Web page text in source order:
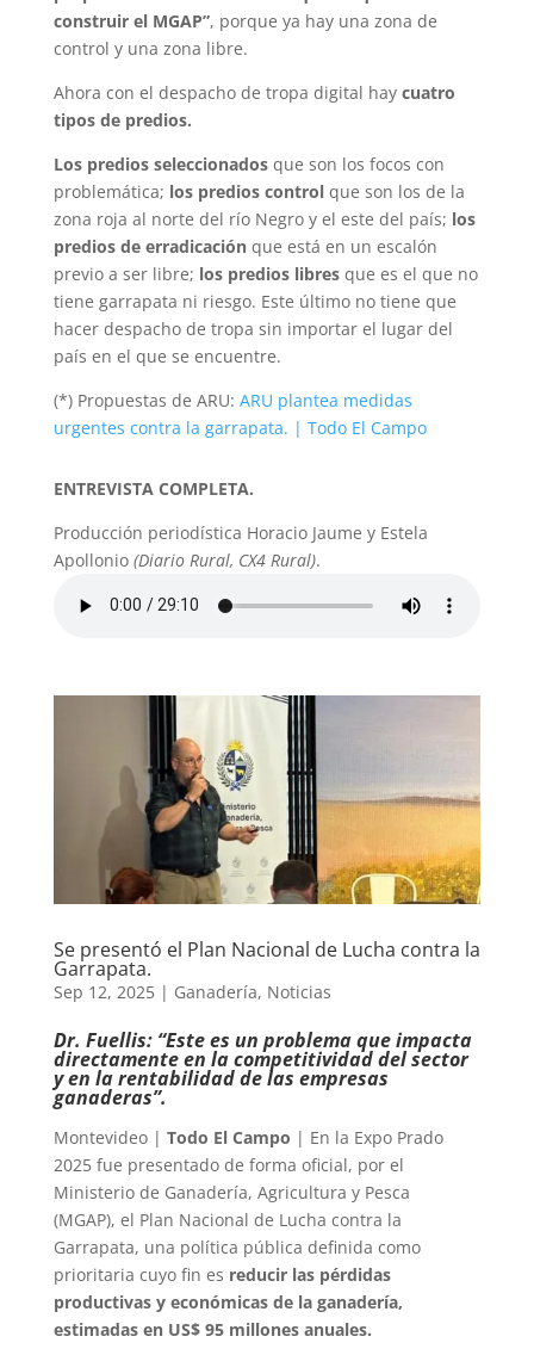
construir el MGAP”, porque ya hay una zona de
control y una zona libre.
Ahora con el despacho de tropa digital hay cuatro
tipos de predios.
Los predios seleccionadosque son los focos con
problemática; los predios controlque son los de la
zona roja al norte del río Negro y el este del país; los
predios de erradicaciónque está en un escalón
previo a ser libre; los predios libresque es el que no
tiene garrapata ni riesgo. Este último no tiene que
hacer despacho de tropa sin importar el lugar del
país en el que se encuentre.
(*) Propuestas de ARU: ARU plantea medidas
urgentes contra la garrapata. | Todo El Campo
ENTREVISTA COMPLETA.
Producción periodística Horacio Jaume y Estela
Apollonio (Diario Rural, CX4 Rural).
Se presentó el Plan Nacional de Lucha contra la
Garrapata.
Sep 12, 2025| Ganadería, Noticias
Dr. Fuellis: “Este es un problema que impacta
directamente en la competitividad del sector
y en la rentabilidad de las empresas
ganaderas”.
Montevideo | Todo El Campo | En la Expo Prado
2025 fue presentado de forma oficial, por el
Ministerio de Ganadería, Agricultura y Pesca
(MGAP), el Plan Nacional de Lucha contra la
Garrapata, una política pública definida como
prioritaria cuyo fin es reducir las pérdidas
productivas y económicas de la ganadería,
estimadas en US$ 95 millones anuales.